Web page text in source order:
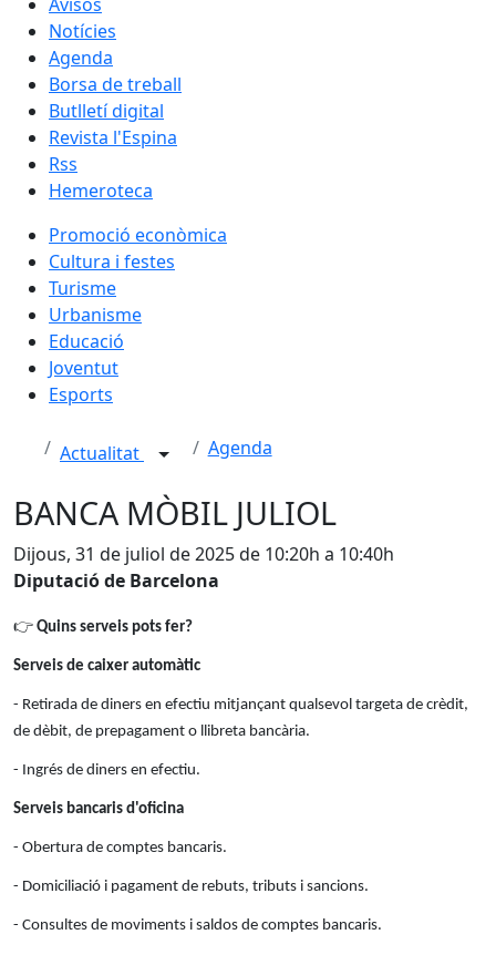
Notícies
Agenda
Borsa de treball
Butlletí digital
Revista l'Espina
Rss
Hemeroteca
Promoció econòmica
Cultura i festes
Turisme
Urbanisme
Educació
Joventut
Esports
Actualitat Agenda
BANCA MÒBIL JULIOL
Dijous, 31 de juliol de 2025 de 10:20h a 10:40h
Diputació de Barcelona
👉 Quins serveis pots fer?
Serveis de caixer automàtic
- Retirada de diners en efectiu mitjançant qualsevol targeta de crèdit,
de dèbit, de prepagament o llibreta bancària.
- Ingrés de diners en efectiu.
Serveis bancaris d'oficina
- Obertura de comptes bancaris.
- Domiciliació i pagament de rebuts, tributs i sancions.
- Consultes de moviments i saldos de comptes bancaris.